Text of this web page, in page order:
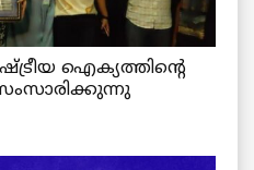
ഐക്യത്തിന്റെ